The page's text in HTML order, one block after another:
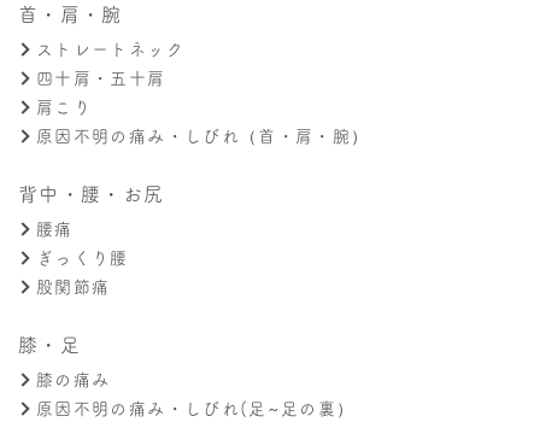
首・肩・腕
ストレートネック
四十肩・五十肩
肩こり
原因不明の痛み・しびれ（首・肩・腕）
背中・腰・お尻
腰痛
ぎっくり腰
股関節痛
膝・足
膝の痛み
原因不明の痛み・しびれ(足~足の裏）